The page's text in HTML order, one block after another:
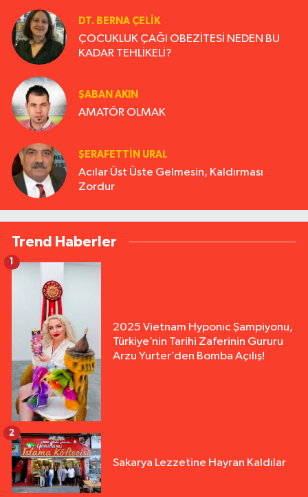
DT. BERNA ÇELIK
ÇOCUKLUK ÇAĞI OBEZİTESİ NEDEN BU
KADAR TEHLİKELİ?
ŞABAN AKIN
AMATÖR OLMAK
ŞERAFETTIN URAL
Acılar Üst Üste Gelmesin, Kaldırması
Zordur
Trend Haberler
2025 Vietnam Hyponıc Şampiyonu,
Türkiye’nin Tarihi Zaferinin Gururu
Arzu Yurter’den Bomba Açılış!
1
Sakarya Lezzetine Hayran Kaldılar
2